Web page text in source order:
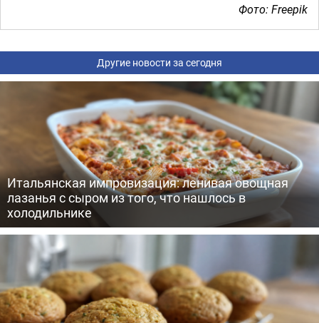
Фото: Freepik
Другие новости за сегодня
Итальянская импровизация: ленивая овощная
лазанья с сыром из того, что нашлось в
холодильнике